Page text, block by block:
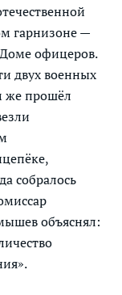
гарнизоне —
офицеров.
двух военных
же прошёл
собралось
объяснял: